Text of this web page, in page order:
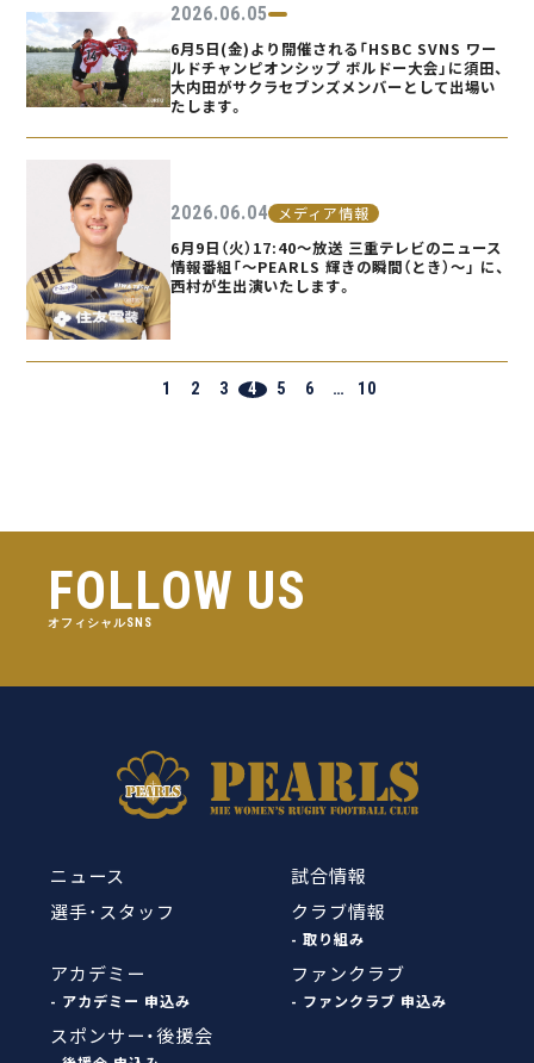
2026.06.05
6月5日(金)より開催される「HSBC SVNS ワー
ルドチャンピオンシップ ボルドー大会」に須田、
大内田がサクラセブンズメンバーとして出場い
たします。
2026.06.04 メディア情報
6月9日（火）17:40〜放送 三重テレビのニュース
情報番組「〜PEARLS 輝きの瞬間（とき）〜」 に、
西村が生出演いたします。
1 2 3 4 5 6 … 10
FOLLOW US
オフィシャルSNS
ニュース
試合情報
選手･スタッフ
クラブ情報
- 取り組み
アカデミー
- アカデミー 申込み
ファンクラブ
- ファンクラブ 申込み
スポンサー・後援会